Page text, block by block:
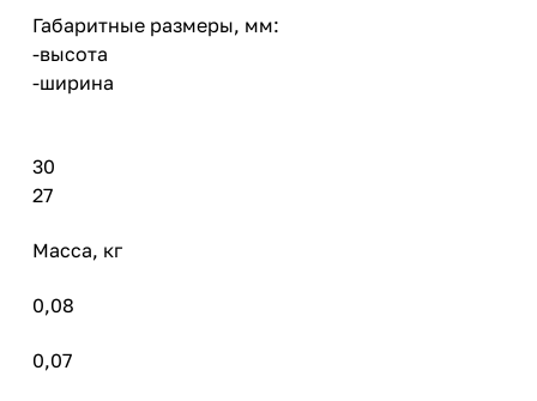
Габаритные размеры, мм:
-высота
-ширина
30
27
Масса, кг
0,08
0,07